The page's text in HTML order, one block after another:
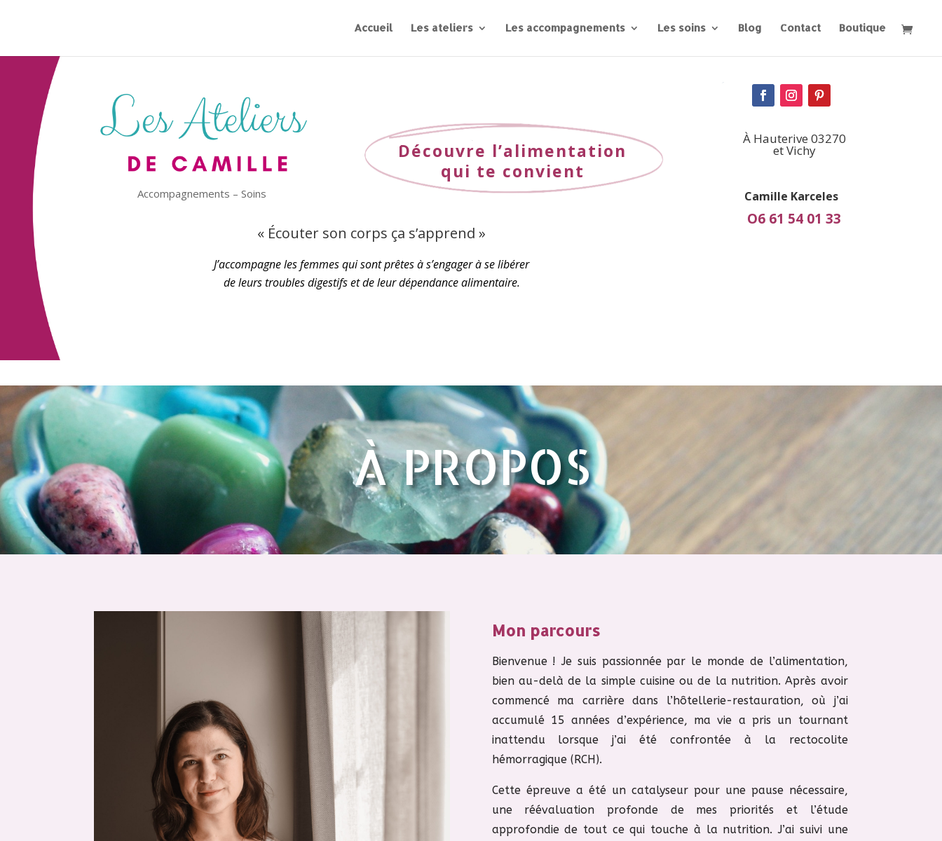
Accueil Les ateliers Les accompagnements Les soins Blog Contact Boutique
Accompagnements – Soins
Découvre l’alimentation
qui te convient
À Hauterive 03270
et Vichy
Camille Karceles
O6 61 54 01 33
« Écouter son corps ça s’apprend »
J’accompagne les femmes qui sont prêtes à s’engager à se libérer
de leurs troubles digestifs et de leur dépendance alimentaire.
À PROPOS
Mon parcours
Bienvenue ! Je suis passionnée par le monde de l’alimentation,
bien au-delà de la simple cuisine ou de la nutrition. Après avoir
commencé ma carrière dans l’hôtellerie-restauration, où j’ai
accumulé 15 années d’expérience, ma vie a pris un tournant
inattendu lorsque j’ai été confrontée à la rectocolite
hémorragique (RCH).
Cette épreuve a été un catalyseur pour une pause nécessaire,
une réévaluation profonde de mes priorités et l’étude
approfondie de tout ce qui touche à la nutrition. J’ai suivi une